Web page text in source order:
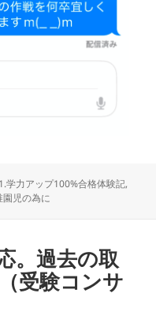
学力アップ100%合格体験記,
児の為に
。過去の取
受験コンサ